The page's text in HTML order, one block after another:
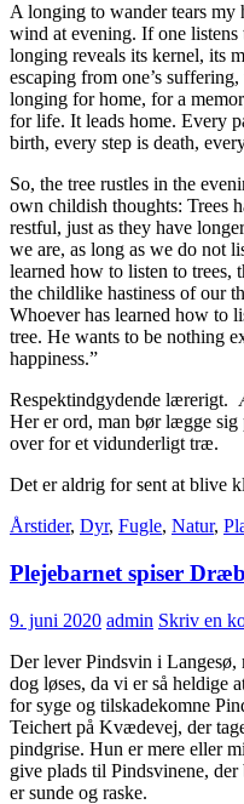
A longing to wander tears my
wind at evening. If one
longing reveals its kernel, its
escaping from one’s
longing for home, for a
for life. It leads home. Every
birth, every step is death,
So, the tree rustles in the
own childish thoughts: Trees
restful, just as they have
we are, as long as we do not
learned how to listen to trees,
the childlike hastiness of our
Whoever has learned how to
tree. He wants to be nothing
happiness.”
Respektindgydende
Her er ord, man bør lægge sig
over for et vidunderligt træ.
Det er aldrig for sent at blive
Årstider, Dyr, Fugle, Natur,
Plejebarnet spiser
9. juni 2020 admin Skriv en
Der lever Pindsvin i
dog løses, da vi er så heldige
for syge og tilskadekomne
Teichert på Kvædevej, der
pindgrise. Hun er mere eller
give plads til Pindsvinene,
er sunde og raske.